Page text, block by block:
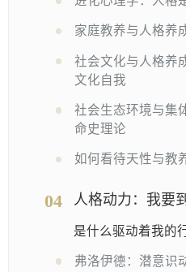
家庭教养与人格养
社会文化与人格养
文化自我
社会生态环境与集
命史理论
如何看待天性与教
04 人格动力：我要
是什么驱动着我的
弗洛伊德：潜意识